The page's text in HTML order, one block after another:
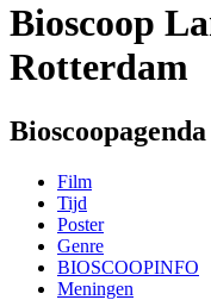
Bioscoop
Rotterdam
Film
Tijd
Poster
Genre
BIOSCOOPINFO
Meningen